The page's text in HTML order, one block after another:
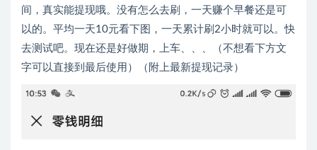
间，真实能提现哦。没有怎么去刷，一天赚个早餐还是可
以的。平均一天10元看下图，一天累计刷2小时就可以。快
去测试吧。现在还是好做期，上车、、、（不想看下方文
字可以直接到最后使用）（附上最新提现记录）